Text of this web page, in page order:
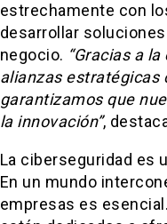
estrechamente con
desarrollar
negocio. “Gracias a
alianzas estratégicas
garantizamos que
la innovación”,
La ciberseguridad es
En un mundo
empresas es